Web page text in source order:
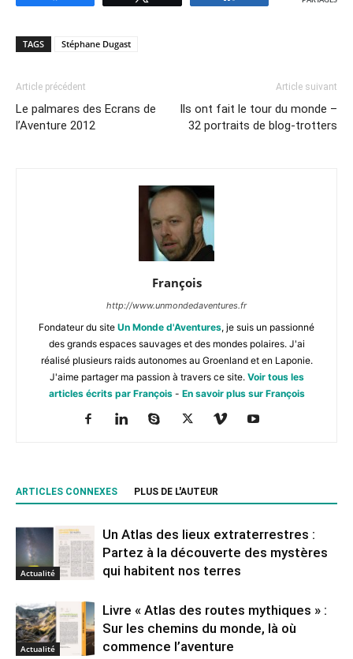
TAGS Stéphane Dugast
Article précédent
Le palmares des Ecrans de
l’Aventure 2012
Article suivant
Ils ont fait le tour du monde –
32 portraits de blog-trotters
François
http://www.unmondedaventures.fr
Fondateur du site Un Monde d'Aventures, je suis un passionné
des grands espaces sauvages et des mondes polaires. J'ai
réalisé plusieurs raids autonomes au Groenland et en Laponie.
J'aime partager ma passion à travers ce site. Voir tous les
articles écrits par François- En savoir plus sur François
ARTICLES CONNEXES PLUS DE L'AUTEUR
Actualité
Un Atlas des lieux extraterrestres :
Partez à la découverte des mystères
qui habitent nos terres
Actualité
Livre « Atlas des routes mythiques » :
Sur les chemins du monde, là où
commence l’aventure